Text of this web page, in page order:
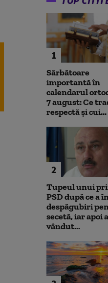
1
Sărbătoare
importantă în
calendarul
7 august: Ce
respectă și cui...
2
Tupeul unui
PSD după ce a
despăgubiri
secetă, iar apoi a
vândut...